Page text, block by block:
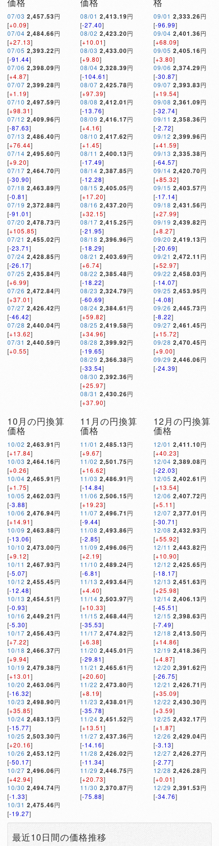
07/03 2,457.53円
[+0.09]
07/04 2,484.66円
[+27.13]
07/05 2,393.22円
[-91.44]
07/06 2,398.09円
[+4.87]
07/07 2,399.28円
[+1.19]
07/10 2,497.59円
[+98.31]
07/12 2,409.96円
[-87.63]
07/13 2,486.40円
[+76.44]
07/14 2,495.60円
[+9.20]
07/17 2,464.70円
[-30.90]
07/18 2,463.89円
[-0.81]
07/19 2,372.88円
[-91.01]
07/20 2,478.73円
[+105.85]
07/21 2,455.02円
[-23.71]
07/24 2,428.85円
[-26.17]
07/25 2,435.84円
[+6.99]
07/26 2,472.84円
[+37.01]
07/27 2,426.42円
[-46.42]
07/28 2,440.04円
[+13.62]
07/31 2,440.59円
[+0.55]
08/01 2,413.19円
[-27.40]
08/02 2,423.20円
[+10.01]
08/03 2,433.00円
[+9.80]
08/04 2,328.39円
[-104.61]
08/07 2,425.78円
[+97.39]
08/08 2,412.01 円
[-13.76]
08/09 2,416.17円
[+4.16]
08/10 2,417.62円
[+1.45]
08/11 2,400.13円
[-17.49]
08/14 2,387.85円
[-12.28]
08/15 2,405.05円
[+17.20]
08/16 2,437.20円
[+32.15]
08/17 2,415.25円
[-21.95]
08/18 2,396.96円
[-18.29]
08/21 2,403.69円
[+6.74]
08/22 2,385.48円
[-18.22]
08/23 2,324.79円
[-60.69]
08/24 2,384.61 円
[+59.82]
08/25 2,419.58円
[+34.96]
08/28 2,399.92円
[-19.65]
08/29 2,366.38円
[-33.54]
08/30 2,392.36円
[+25.97]
08/31 2,430.26円
[+37.90]
09/01 2,333.26円
[-96.99]
09/04 2,401.36円
[+68.09]
09/05 2,405.16円
[+3.80]
09/06 2,374.29円
[-30.87]
09/07 2,393.83円
[+19.54]
09/08 2,361.09円
[-32.74]
09/11 2,358.36円
[-2.72]
09/12 2,399.96円
[+41.59]
09/13 2,335.38円
[-64.57]
09/14 2,420.70円
[+85.32]
09/15 2,403.57円
[-17.14]
09/18 2,431.56円
[+27.99]
09/19 2,439.82円
[+8.27]
09/20 2,419.13円
[-20.69]
09/21 2,472.11 円
[+52.97]
09/22 2,458.03円
[-14.07]
09/25 2,453.95円
[-4.08]
09/26 2,445.73円
[-8.22]
09/27 2,461.45円
[+15.72]
09/28 2,470.45円
[+9.00]
09/29 2,446.06円
[-24.39]
10月の円換算
価格
10/02 2,463.91 円
[+17.84]
10/03 2,464.16円
[+0.26]
10/04 2,465.91 円
[+1.75]
10/05 2,462.03円
[-3.88]
10/06 2,476.94円
[+14.91]
10/09 2,463.88円
[-13.06]
10/10 2,473.00円
[+9.12]
10/11 2,467.93円
[-5.07]
10/12 2,455.45円
[-12.48]
10/13 2,454.51 円
[-0.93]
10/16 2,449.21 円
[-5.30]
10/17 2,456.43円
[+7.22]
10/18 2,466.37円
[+9.94]
10/19 2,479.38円
[+13.01]
10/20 2,463.06円
[-16.32]
10/23 2,498.90円
[+35.85]
10/24 2,483.13円
[-15.77]
10/25 2,503.30円
[+20.16]
10/26 2,453.12円
[-50.17]
10/27 2,496.06円
[+42.94]
10/30 2,494.74円
[-1.33]
10/31 2,475.46円
[-19.27]
11月の円換算
価格
11/01 2,485.13円
[+9.67]
11/02 2,501.75円
[+16.62]
11/03 2,486.91 円
[-14.84]
11/06 2,506.15円
[+19.23]
11/07 2,496.71 円
[-9.44]
11/08 2,493.86円
[-2.85]
11/09 2,496.06円
[+2.19]
11/10 2,489.24円
[-6.81]
11/13 2,493.64円
[+4.40]
11/14 2,503.97円
[+10.33]
11/15 2,468.44円
[-35.53]
11/17 2,474.82円
[+6.38]
11/20 2,445.01 円
[-29.81]
11/21 2,465.61 円
[+20.60]
11/22 2,473.80円
[+8.19]
11/23 2,438.01 円
[-35.78]
11/24 2,451.52円
[+13.51]
11/27 2,437.36円
[-14.16]
11/28 2,426.02円
[-11.34]
11/29 2,446.75円
[+20.73]
11/30 2,370.87円
[-75.88]
12月の円換算
価格
12/01 2,411.10円
[+40.23]
12/04 2,389.08円
[-22.03]
12/05 2,402.61 円
[+13.54]
12/06 2,407.72円
[+5.11]
12/07 2,377.01 円
[-30.71]
12/08 2,432.93円
[+55.92]
12/11 2,443.82円
[+10.90]
12/12 2,425.65円
[-18.17]
12/13 2,451.63円
[+25.98]
12/14 2,406.13円
[-45.51]
12/15 2,398.63円
[-7.49]
12/18 2,413.50円
[+14.86]
12/19 2,418.36円
[+4.87]
12/20 2,391.62円
[-26.75]
12/21 2,426.71 円
[+35.09]
12/22 2,430.30円
[+3.59]
12/25 2,432.17円
[+1.87]
12/26 2,429.04円
[-3.13]
12/27 2,426.27円
[-2.77]
12/28 2,426.28円
[+0.01]
12/29 2,391.53円
[-34.76]
最近10日間の価格推移